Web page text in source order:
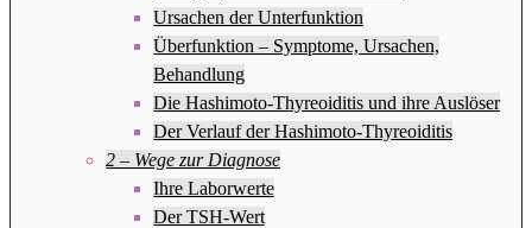
Ursachen der Unterfunktion
Überfunktion – Symptome, Ursachen,
Behandlung
Die Hashimoto-Thyreoiditis und ihre Auslöser
Der Verlauf der Hashimoto-Thyreoiditis
2 – Wege zur Diagnose
Ihre Laborwerte
Der TSH-Wert